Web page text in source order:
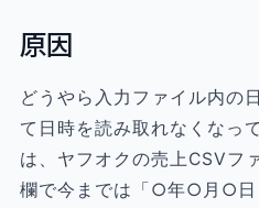
原因
どうやら入力ファイル内の
て日時を読み取れなくなっ
は、ヤフオクの売上CSVフ
欄で今までは「○年○月○日